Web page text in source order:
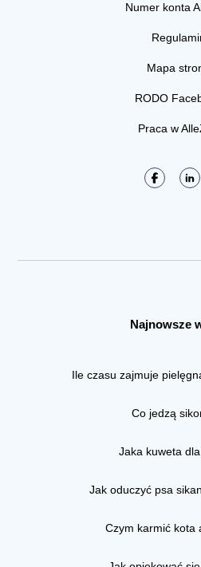
Numer konta
Mapa
RODO
Praca w
Najnowsze
Ile czasu zajmuje
Co jedzą
Jaka kuweta
Jak oduczyć psa
Czym karmić kota